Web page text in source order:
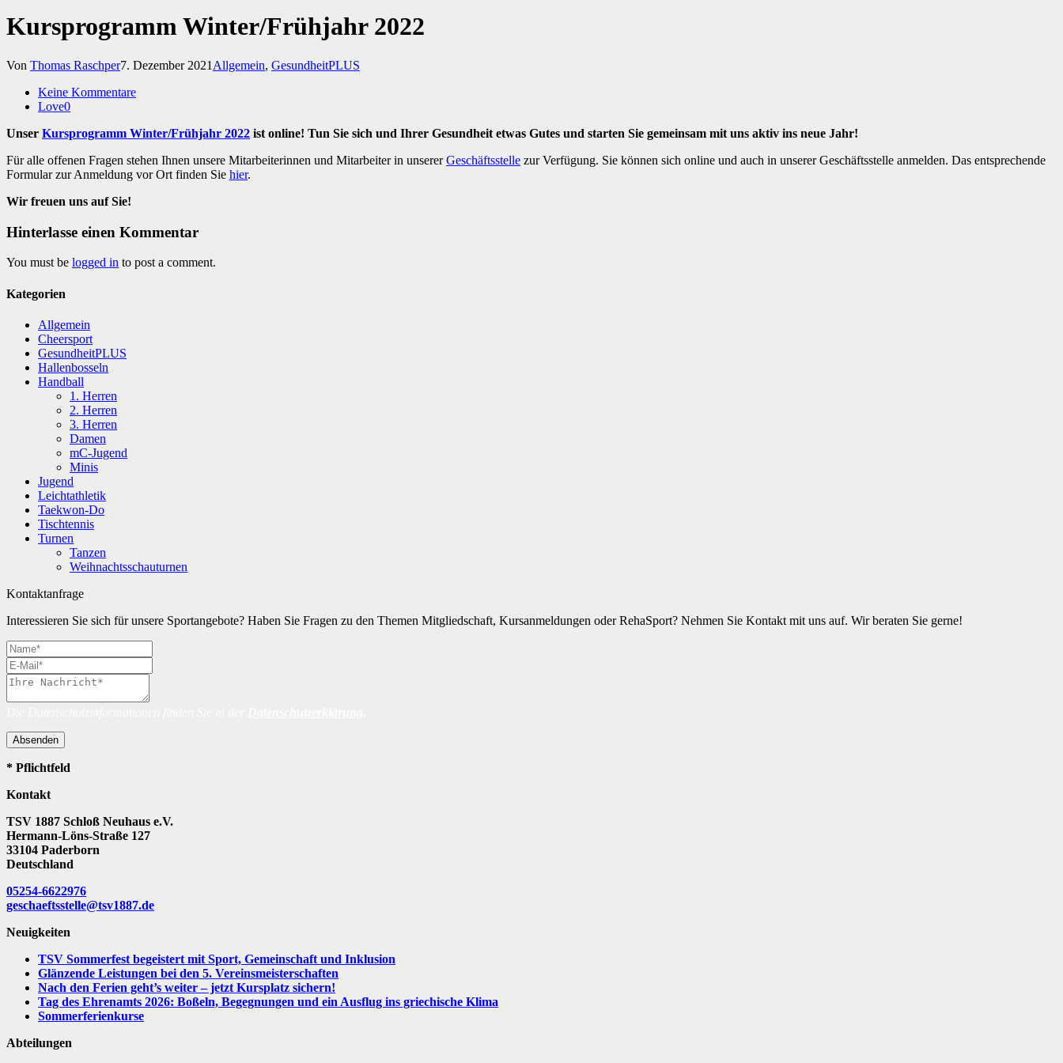
Kursprogramm Winter/Frühjahr 2022
Von Thomas Raschper7. Dezember 2021 Allgemein, GesundheitPLUS
Keine Kommentare
Love0
Unser Kursprogramm Winter/Frühjahr 2022 ist online! Tun Sie sich und Ihrer Gesundheit etwas Gutes und starten Sie gemeinsam mit uns aktiv ins neue Jahr!
Für alle offenen Fragen stehen Ihnen unsere Mitarbeiterinnen und Mitarbeiter in unsererGeschäftsstelle zur Verfügung. Sie können sich online und auch in unserer Geschäftsstelle anmelden. Das entsprechende
Formular zur Anmeldung vor Ort finden Sie hier.
Wir freuen uns auf Sie!
Hinterlasse einen Kommentar
You must be logged in to post a comment.
Kategorien
Allgemein
Cheersport
GesundheitPLUS
Hallenbosseln
Handball
1. Herren
2. Herren
3. Herren
Damen
mC-Jugend
Minis
Jugend
Leichtathletik
Taekwon-Do
Tischtennis
Turnen
Tanzen
Weihnachtsschauturnen
Kontaktanfrage
Interessieren Sie sich für unsere Sportangebote? Haben Sie Fragen zu den Themen Mitgliedschaft, Kursanmeldungen oder RehaSport? Nehmen Sie Kontakt mit uns auf. Wir beraten Sie gerne!
Absenden
* Pflichtfeld
Kontakt
TSV 1887 Schloß Neuhaus e.V.
Hermann-Löns-Straße 127
33104 Paderborn
Deutschland
05254-6622976
geschaeftsstelle@tsv1887.de
Neuigkeiten
TSV Sommerfest begeistert mit Sport, Gemeinschaft und Inklusion
Glänzende Leistungen bei den 5. Vereinsmeisterschaften
Nach den Ferien geht’s weiter – jetzt Kursplatz sichern!
Tag des Ehrenamts 2026: Boßeln, Begegnungen und ein Ausflug ins griechische Klima
Sommerferienkurse
Abteilungen